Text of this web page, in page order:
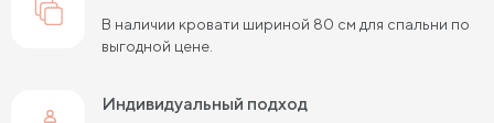
Большие кровати Кровати 80х190 см
Кровати 140х190 см Кровати 160х190 см
В наличии кровати шириной 80 см для спальни по
выгодной цене.
Индивидуальный подход